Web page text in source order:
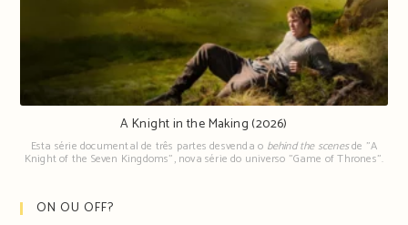
A Knight in the Making (2026)
Esta série documental de três partes desvenda o behind the scenesde "A
Knight of the Seven Kingdoms", nova série do universo "Game of Thrones".
ON OU OFF?